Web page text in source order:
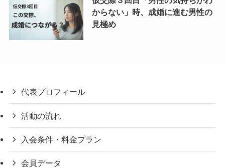
からない」時、成婚に進む男性の
見極め
代表プロフィール
活動の流れ
入会条件・料金プラン
会員データ